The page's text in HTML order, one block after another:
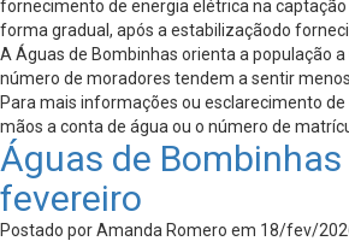
fornecimento de energia elétrica na
forma gradual, após a estabilizaçãodo
A Águas de Bombinhas orienta a população
número de moradores tendem a sentir
Para mais informações ou esclarecimento
mãos a conta de água ou o número de
Águas de
fevereiro
Postado por Amanda Romero em 18/fev/